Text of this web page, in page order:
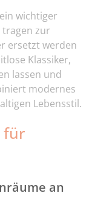
wichtiger
tragen zur
ersetzt werden
Klassiker,
lassen und
modernes
Lebensstil.
für
an